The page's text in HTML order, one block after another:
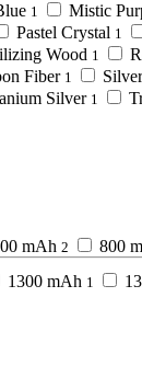
1 Mistic
Pastel Crystal 1
Wood 1
Fiber 1
Silver 1
mAh 2 800
1300 mAh 1